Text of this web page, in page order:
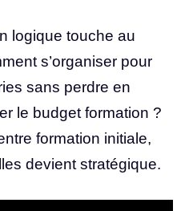
logique touche au
s’organiser pour
sans perdre en
le budget formation ?
formation initiale,
devient stratégique.